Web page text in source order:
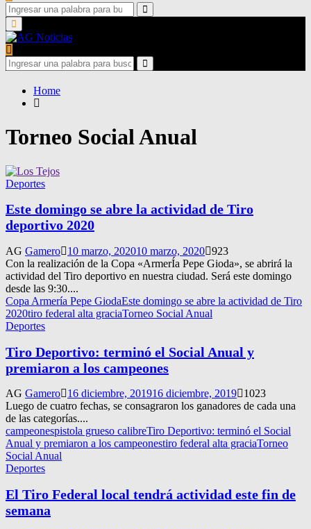
Search
for:
Search
Primary
Menu
Search
for:
Search
Home
Torneo Social Anual
Deportes
Este domingo se abre la actividad de Tiro
deportivo 2020
AG Gamero 10 marzo, 202010 marzo, 2020 923
Con la realización de la Copa «ArmerÍa Pepe Gioda», se abrirá la
actividad del Tiro deportivo en nuestra ciudad. Será este domingo
desde las 9:30....
Copa Armería Pepe GiodaEste domingo se abre la actividad de Tiro
2020tiro federal alta graciaTorneo Social Anual
Deportes
Tiro Deportivo: terminó el Social Anual y
premiaron a los campeones
AG Gamero 16 diciembre, 201916 diciembre, 2019
1023
Luego de cuatro fechas, se consagraron los ganadores de cada una
de las categorías....
campeonespistola grueso calibreTiro Deportivo: terminó el Social
Anual y premiaron a los campeonestiro federal alta graciaTorneo
Social Anual
Deportes
El Tiro Federal local tendrá actividad este fin de
semana